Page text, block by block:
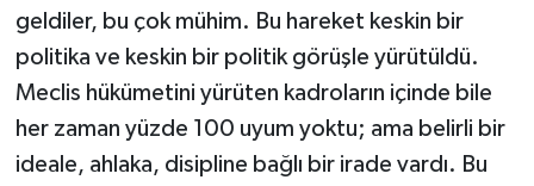
geldiler, bu çok mühim. Bu hareket keskin bir
politika ve keskin bir politik görüşle yürütüldü.
Meclis hükümetini yürüten kadroların içinde bile
her zaman yüzde 100 uyum yoktu; ama belirli bir
ideale, ahlaka, disipline bağlı bir irade vardı. Bu